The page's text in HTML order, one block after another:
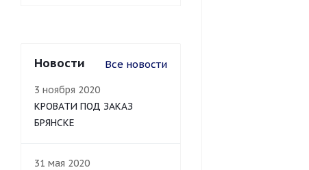
Новости Все новости
3 ноября 2020
КРОВАТИ ПОД ЗАКАЗ
БРЯНСКЕ
31 мая 2020